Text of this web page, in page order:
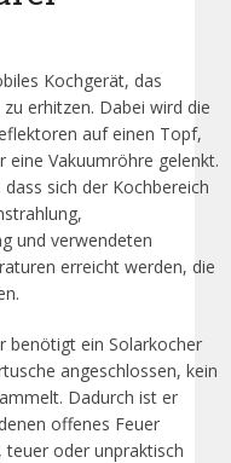
Kochgerät, das
erhitzen. Dabei wird die
auf einen Topf,
eine Vakuumröhre gelenkt.
sich der Kochbereich
und verwendeten
erreicht werden, die
benötigt ein Solarkocher
angeschlossen, kein
Dadurch ist er
offenes Feuer
oder unpraktisch